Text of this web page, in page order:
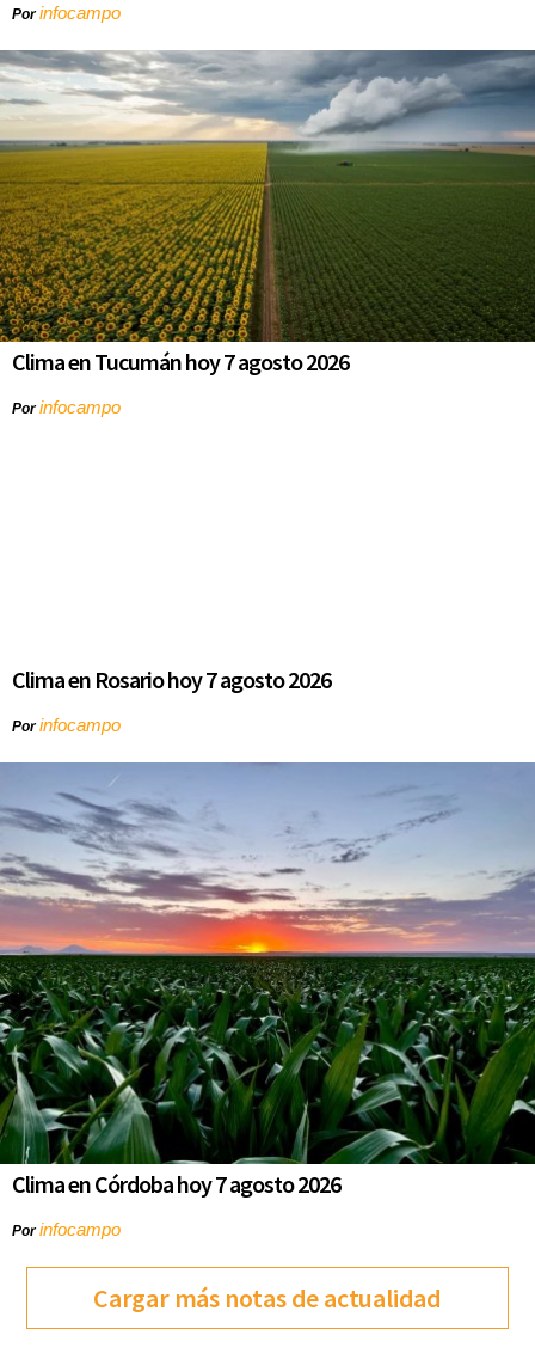
Porinfocampo
Clima en Tucumán hoy 7 agosto 2026
Porinfocampo
Clima en Rosario hoy 7 agosto 2026
Porinfocampo
Clima en Córdoba hoy 7 agosto 2026
Porinfocampo
Cargar más notas de actualidad